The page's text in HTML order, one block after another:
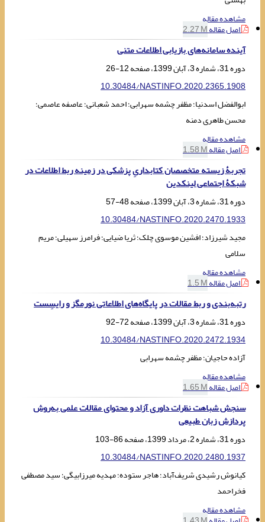
مشاهده مقاله
اصل مقاله2.27 M
آینده سامانه‌های بازیابی اطلاعات متنی
دوره 31، شماره 3، آبان 1399، صفحه
12-26
10.30484/NASTINFO.2020.2365.1908
ابوالفضل اسدنیا؛ مظفر چشمه سهرابی؛ احمد شعبانی؛ عاصفه عاصمی؛
محسن طاهری دمنه
مشاهده مقاله
اصل مقاله1.58 M
تجربۀ زیسته متخصصان کتابداریِ پزشکی در زمینه ربط اطلاعات در
شبکۀ اجتماعی لینکدین
دوره 31، شماره 3، آبان 1399، صفحه
48-57
10.30484/NASTINFO.2020.2470.1933
مجید شیرزاد؛ افشین موسوی چلک؛ ثریا ضیایی؛ فرامرز سهیلی؛ مریم
سلامی
مشاهده مقاله
اصل مقاله1.5 M
رتبه‌بندی و ربط مقالات در پایگاه‌های اطلاعاتی نورمگز و رایسِست
دوره 31، شماره 3، آبان 1399، صفحه
72-92
10.30484/NASTINFO.2020.2472.1934
آزاده حاجیان؛ مظفر چشمه سهرابی
مشاهده مقاله
اصل مقاله1.65 M
سنجش شباهت نظرات داوری آزاد و محتوای مقالات علمی به‌روش
پردازش زبان طبیعی
دوره 31، شماره 2، مرداد 1399، صفحه
86-103
10.30484/NASTINFO.2020.2480.1937
کیانوش رشیدی شریف‌آباد؛ هاجر ستوده؛ مهدیه میرزابیگی؛ سید مصطفی
فخراحمد
مشاهده مقاله